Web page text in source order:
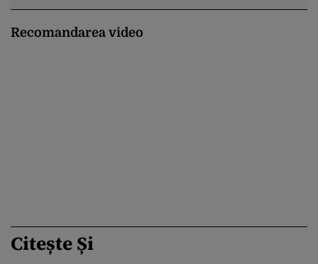
Recomandarea video
Citește Și